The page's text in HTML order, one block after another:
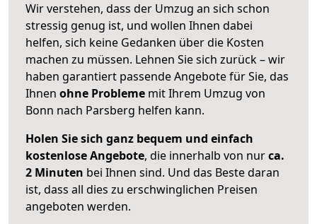
Wir verstehen, dass der Umzug an sich schon
stressig genug ist, und wollen Ihnen dabei
helfen, sich keine Gedanken über die Kosten
machen zu müssen. Lehnen Sie sich zurück – wir
haben garantiert passende Angebote für Sie, das
Ihnen ohne Probleme mit Ihrem Umzug von
Bonn nach Parsberg helfen kann.
Holen Sie sich ganz bequem und einfach
kostenlose Angebote, die innerhalb von nurca.
2 Minuten bei Ihnen sind. Und das Beste daran
ist, dass all dies zu erschwinglichen Preisen
angeboten werden.